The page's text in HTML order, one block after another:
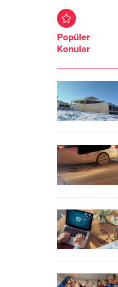
Popüler
Konular